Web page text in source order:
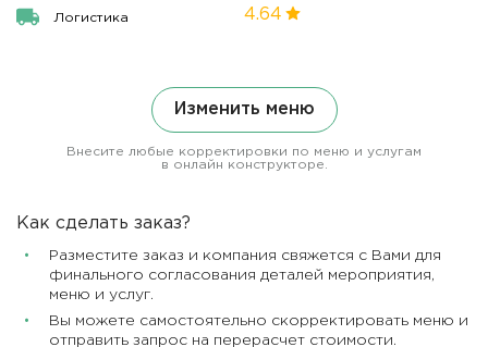
Логистика 4.64
Изменить меню
Внесите любые корректировки по меню и услугам
в онлайн конструкторе.
Как сделать заказ?
Разместите заказ и компания свяжется с Вами для
финального согласования деталей мероприятия,
меню и услуг.
Вы можете самостоятельно скорректировать меню и
отправить запрос на перерасчет стоимости.